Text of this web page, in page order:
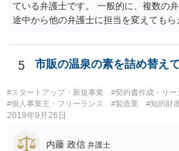
ている弁護士です。 一般的に、複数の
途中から他の弁護士に担当を変えても
が不満を抱いている弁護士を担当にす
の弁護士に変更するのが通常でしょう
いなどの事情があるかと思います。 担
も改善されない場合には、決済権限を持
体を見直すのが一番かと思います。
5 市販の温泉の素を詰め替え
#スタートアップ・新規事業
#契約書作成・リー
#個人事業主・フリーランス
#製造業 #知的財
2019年9月26日
内藤 政信 弁護士